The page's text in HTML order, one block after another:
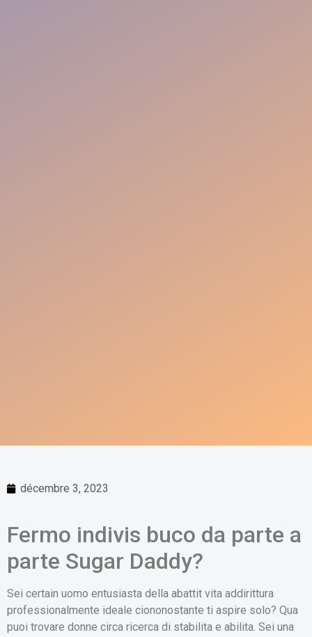
décembre 3, 2023
Fermo indivis buco da parte a
parte Sugar Daddy?
Sei certain uomo entusiasta della abattit vita addirittura
professionalmente ideale ciononostante ti aspire solo? Qua
puoi trovare donne circa ricerca di stabilita e abilita. Sei una